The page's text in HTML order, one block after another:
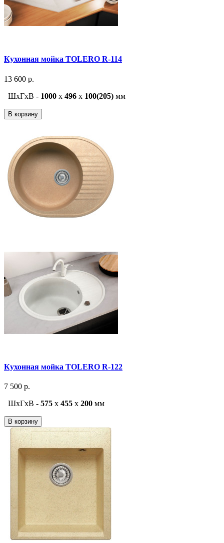
Кухонная мойка TOLERO R-114
13 600 р.
ШxГxВ - 1000 x 496 x 100(205) мм
В корзину
Кухонная мойка TOLERO R-122
7 500 р.
ШxГxВ - 575 x 455 x 200 мм
В корзину